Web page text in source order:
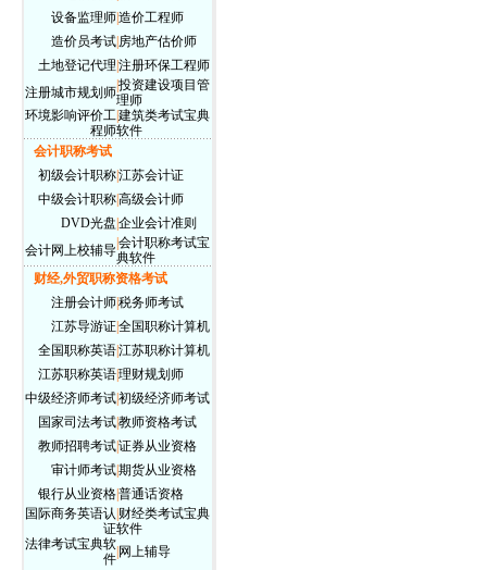
设备监理师|造价工程师
造价员考试| 房地产估价师
土地登记代理 注册环保工程师
注册城市规划师|投资建设项目管
理师
环境影响评价工
程师
|建筑类考试宝典
软件
会计职称考试
初级会计职称|江苏会计证
中级会计职称|高级会计师
DVD光盘 企业会计准则
会计网上校辅导会计职称考试宝
典软件
财经,外贸职称资格考试
注册会计师|税务师考试
江苏导游证|全国职称计算机
全国职称英语|江苏职称计算机
江苏职称英语|理财规划师
中级经济师考试|初级经济师考试
国家司法考试|教师资格考试
教师招聘考试|证券从业资格
审计师考试|期货从业资格
银行从业资格|普通话资格
国际商务英语认
证
财经类考试宝典
软件
法律考试宝典软
件| 网上辅导